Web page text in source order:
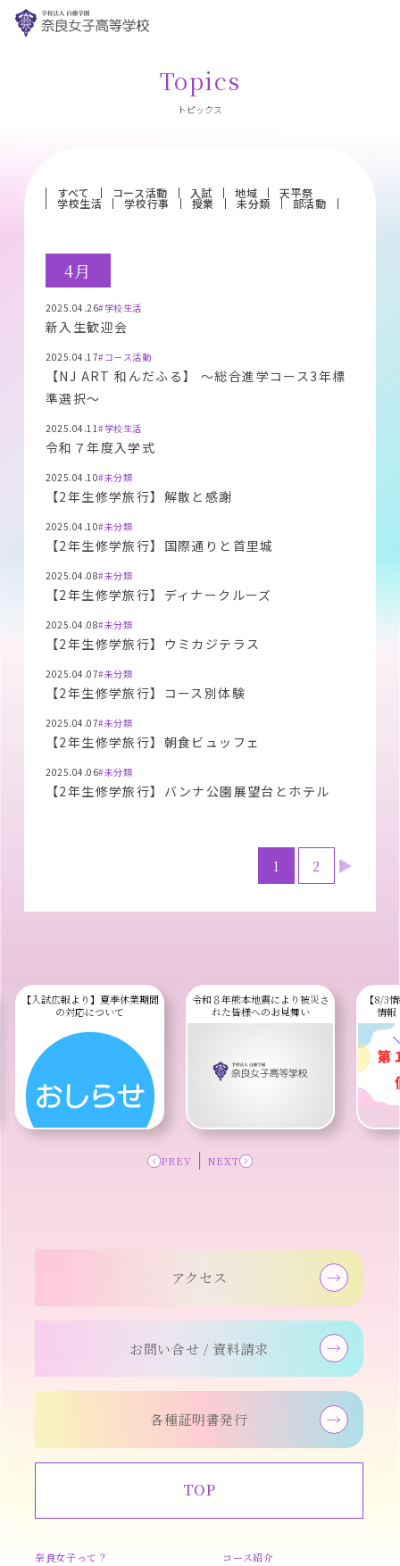
Topics
トピックス
すべて コース活動 入試 地域 天平祭
学校生活 学校行事 授業 未分類 部活動
4月
2025.04.26#学校生活
新入生歓迎会
2025.04.17#コース活動
【NJ ART 和んだふる】 〜総合進学コース3年標
準選択〜
2025.04.11#学校生活
令和７年度入学式
2025.04.10#未分類
【2年生修学旅行】解散と感謝
2025.04.10#未分類
【2年生修学旅行】国際通りと首里城
2025.04.08#未分類
【2年生修学旅行】ディナークルーズ
2025.04.08#未分類
【2年生修学旅行】ウミカジテラス
2025.04.07#未分類
【2年生修学旅行】コース別体験
2025.04.07#未分類
【2年生修学旅行】朝食ビュッフェ
2025.04.06#未分類
【2年生修学旅行】バンナ公園展望台とホテル
1 2 »
【入試広報より】夏季休業期間
の対応について
令和８年熊本地震により被災さ
れた皆様へのお見舞い
【8/3
情報
PREV NEXT
TOP
奈良女子って？
コース紹介
アクセス
お問い合せ / 資料請求
各種証明書発行